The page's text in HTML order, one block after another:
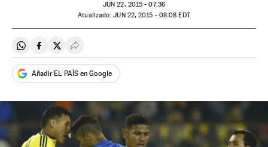
JUN 22, 2015 - 07:36
atualizado: JUN22, 2015 - 08:08 EDT
Compartir en Whatsapp
Compartir en Facebook
Compartir en Twitter
Desplegar Redes Sociales
Añadir EL PAÍS en Google